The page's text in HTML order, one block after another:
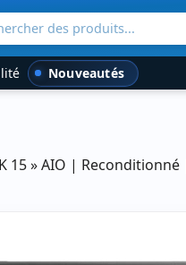
des produits...
Nouveautés
K 15 » AIO |